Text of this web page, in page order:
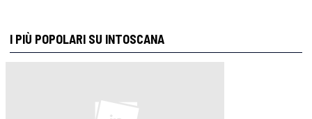
I PIÙ POPOLARI SU INTOSCANA